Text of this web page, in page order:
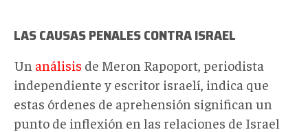
LAS CAUSAS PENALES CONTRA ISRAEL
Un análisis de Meron Rapoport, periodista
independiente y escritor israelí, indica que
estas órdenes de aprehensión significan un
punto de inflexión en las relaciones de Israel